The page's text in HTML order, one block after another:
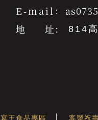
E-mail：
地 址：
814
宴王食品專區 客製祝